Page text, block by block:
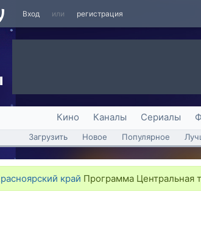
Вход или регистрация
Кино Каналы Сериалы
Загрузить Новое Популярное
край Программа Центральная